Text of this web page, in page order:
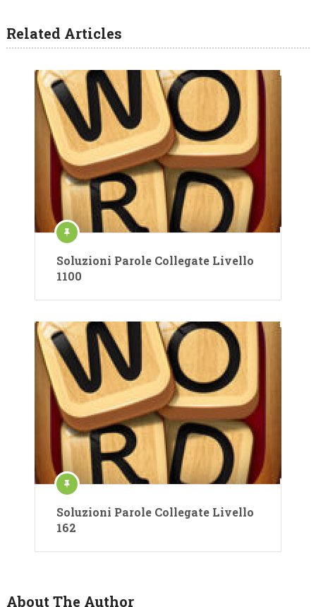
Related Articles
Soluzioni Parole Collegate Livello
1100
Soluzioni Parole Collegate Livello
162
About The Author